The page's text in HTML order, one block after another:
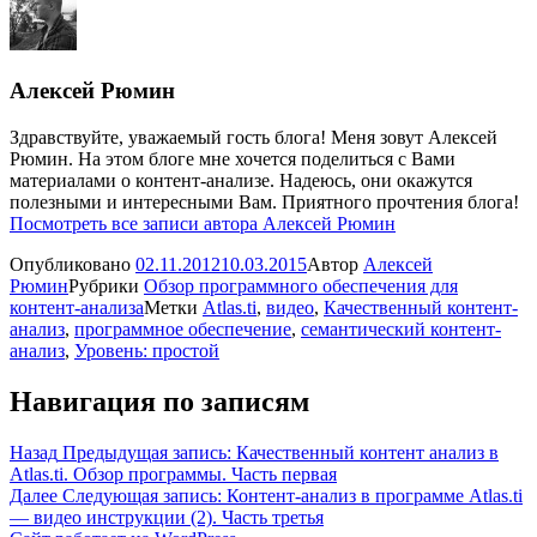
Алексей Рюмин
Здравствуйте, уважаемый гость блога! Меня зовут Алексей
Рюмин. На этом блоге мне хочется поделиться с Вами
материалами о контент-анализе. Надеюсь, они окажутся
полезными и интересными Вам. Приятного прочтения блога!
Посмотреть все записи автора Алексей Рюмин
Опубликовано 02.11.201210.03.2015Автор Алексей
РюминРубрики Обзор программного обеспечения для
контент-анализаМетки Atlas.ti, видео, Качественный контент-
анализ, программное обеспечение, семантический контент-
анализ, Уровень: простой
Навигация по записям
Назад Предыдущая запись: Качественный контент анализ в
Atlas.ti. Обзор программы. Часть первая
Далее Следующая запись: Контент-анализ в программе Atlas.ti
— видео инструкции (2). Часть третья